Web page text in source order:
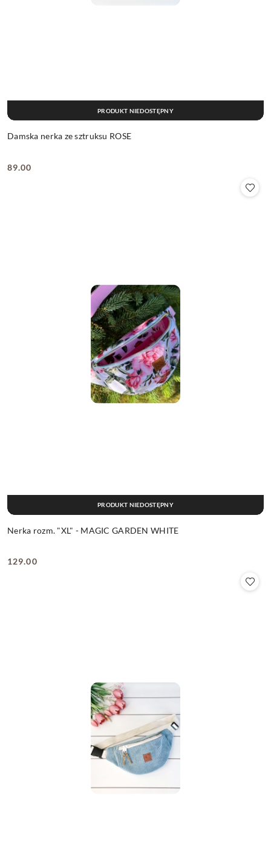
Damska nerka ze sztruksu ROSE
Cena:
89.00
PRODUKT NIEDOSTĘPNY
Nerka rozm. "XL" - MAGIC GARDEN WHITE
Cena:
129.00
PRODUKT NIEDOSTĘPNY